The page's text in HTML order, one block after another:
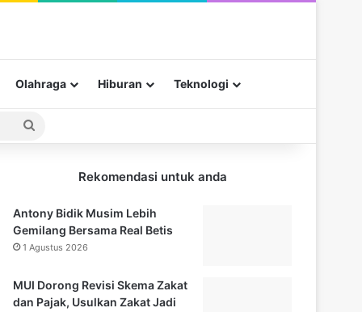
Olahraga Hiburan Teknologi
Pencarian
Rekomendasi untuk anda
Antony Bidik Musim Lebih
Gemilang Bersama Real Betis
1 Agustus 2026
MUI Dorong Revisi Skema Zakat
dan Pajak, Usulkan Zakat Jadi